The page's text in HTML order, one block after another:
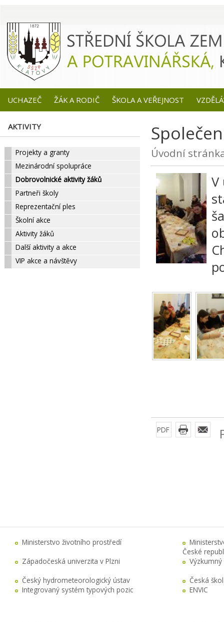
UCHAZEČ ŽÁK A RODIČ ŠKOLA A VEŘEJNOST
AKTIVITY
Projekty a granty
Mezinárodní spolupráce
Dobrovolnické aktivity žáků
Partneři školy
Reprezentační ples
Školní akce
Aktivity žáků
Další aktivity a akce
VIP akce a návštěvy
Úvodní
V
PDF
Ministerstvo životního prostředí
České
Západočeská univerzita v Plzni
Český hydrometeorologický ústav
Česká
Integrovaný systém typových pozic
ENVIC